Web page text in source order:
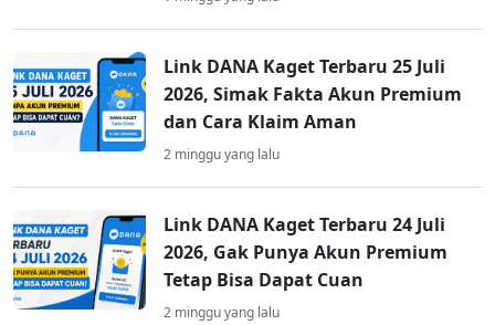
Link DANA Kaget Terbaru 25 Juli
2026, Simak Fakta Akun Premium
dan Cara Klaim Aman
2 minggu yang lalu
Link DANA Kaget Terbaru 24 Juli
2026, Gak Punya Akun Premium
Tetap Bisa Dapat Cuan
2 minggu yang lalu